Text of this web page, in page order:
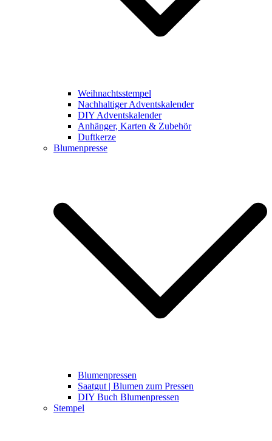
Weihnachtsstempel
Nachhaltiger Adventskalender
DIY Adventskalender
Anhänger, Karten & Zubehör
Duftkerze
Blumenpresse
Blumenpressen
Saatgut | Blumen zum Pressen
DIY Buch Blumenpressen
Stempel